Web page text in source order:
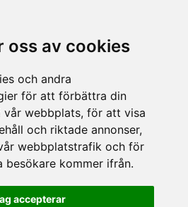
oss av cookies
och andra
för att förbättra din
vår webbplats, för att visa
och riktade annonser,
webbplatstrafik och för
kommer ifrån.
accepterar